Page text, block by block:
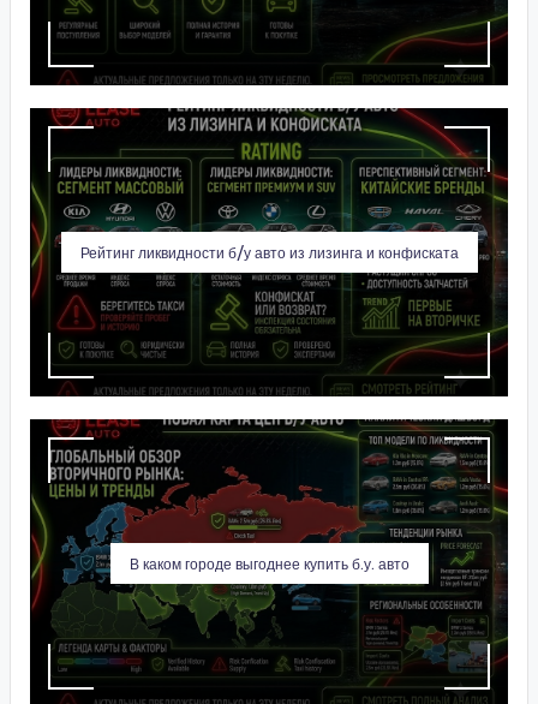
Рейтинг ликвидности б/у авто из лизинга и конфиската
В каком городе выгоднее купить б.у. авто